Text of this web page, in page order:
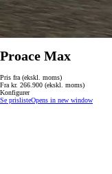
Proace Max
Pris fra (ekskl. moms)
Fra kr. 266.900 (ekskl. moms)
Konfigurer
Se prislisteOpens in new window